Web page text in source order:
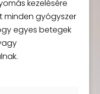
kezelésére
minden gyógyszer
egyes betegek